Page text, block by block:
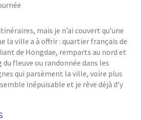
mais je n’ai couvert qu’une
la ville a à offrir : quartier français de
de Hongdae, remparts au nord et
du fleuve ou randonnée dans les
qui parsèment la ville, voire plus
inépuisable et je rêve déjà d’y